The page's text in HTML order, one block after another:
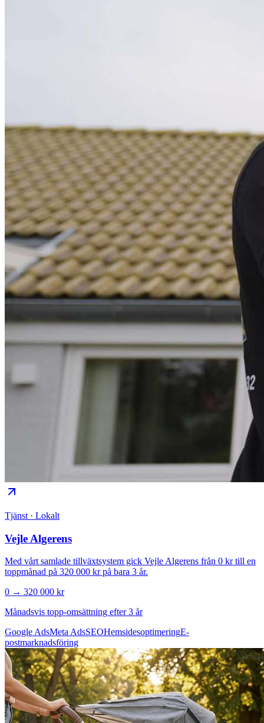
Tjänst · Lokalt
Vejle Algerens
Med vårt samlade tillväxtsystem gick Vejle Algerens från 0 kr till en
toppmånad på 320 000 kr på bara 3 år.
0 → 320 000 kr
Månadsvis topp-omsättning efter 3 år
Google AdsMeta AdsSEOHemsidesoptimeringE-
postmarknadsföring